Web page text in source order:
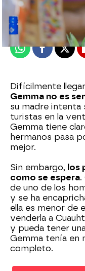
Madrid
Publicado:09 de
WhatsappFacebook
X
Difícilmente
Gemma no es
su madre intenta
turistas en la
Gemma tiene
hermanos pasa
mejor.
Sin embargo, los
como se espera.
de uno de los
y se ha
ella es menor de
venderla a
y pueda tener
Gemma tenía en
completo.